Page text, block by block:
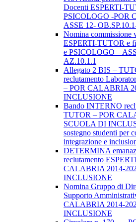
Docenti ESPERTI-
PSICOLOGO -POR
ASSE 12-
Nomina commissione
ESPERTI-TUTOR e
e PSICOLOGO –
AZ.10.1.1
Allegato 2 BIS –
reclutamento
– POR CALABRIA
INCLUSIONE
Bando INTERNO
TUTOR – POR
SCUOLA DI
sostegno studenti per
integrazione e
DETERMINA
reclutamento
CALABRIA 2014-
INCLUSIONE
Nomina Gruppo di
Supporto
CALABRIA 2014-
INCLUSIONE